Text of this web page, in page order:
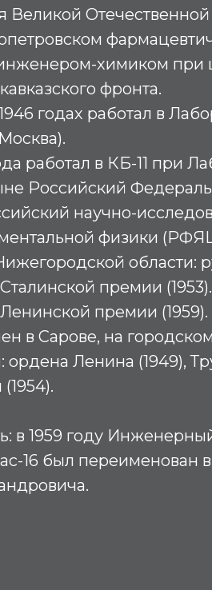
Великой
химиком при
фронта.
годах работал в
работал в КБ-11 при
Российский
научно-
физики
области:
премии (1953).
премии (1959).
в Сарове, на
ордена Ленина (1949),
в 1959 году
16 был переименован